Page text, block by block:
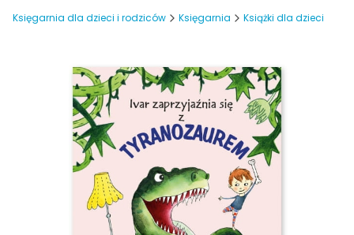
Księgarnia dla dzieci i rodziców Księgarnia Książki dla dzieci